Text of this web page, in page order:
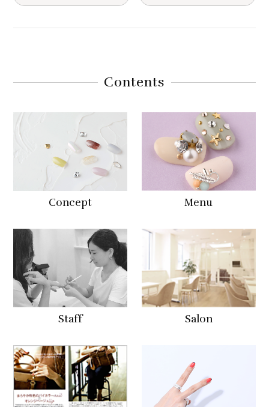
Contents
Concept Menu
Staff Salon